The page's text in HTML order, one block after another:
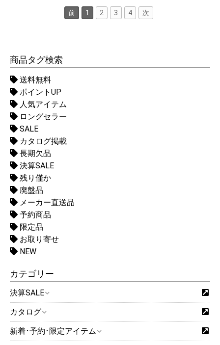
前 1 2 3 4 次
商品タグ検索
送料無料
ポイントUP
人気アイテム
ロングセラー
SALE
カタログ掲載
長期欠品
決算SALE
残り僅か
廃盤品
メーカー直送品
予約商品
限定品
お取り寄せ
NEW
カテゴリー
決算SALE
カタログ
新着･予約･限定アイテム